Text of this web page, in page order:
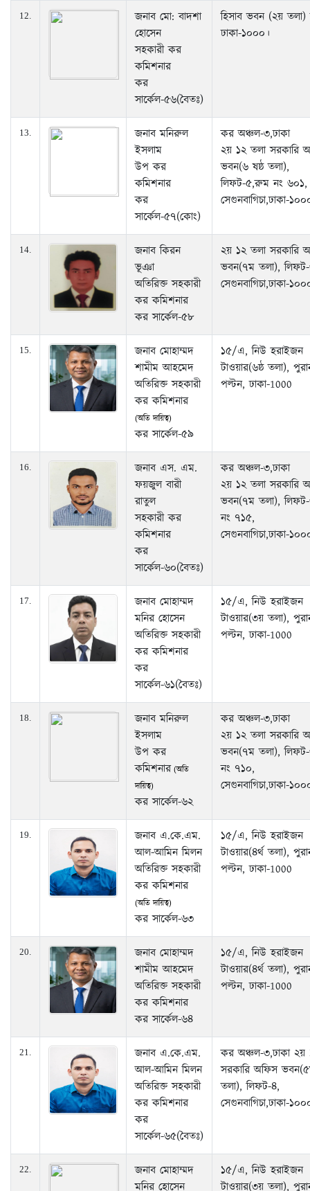
12.
জনাব মো: বাদশা
হোসেন
সহকারী কর
কমিশনার
কর
সার্কেল-৫৬(বৈতঃ)
হিসাব ভবন (২য় তলা)
ঢাকা-১০০০।
13.
জনাব মনিরুল
ইসলাম
উপ কর
কমিশনার
কর
সার্কেল-৫৭(কোং)
কর অঞ্চল-৩,ঢাকা
২য় ১২ তলা সরকারি
ভবন(৬ ষষ্ঠ তলা),
লিফট-৫,রুম নং ৬০১,
সেগুনবাগিচা,ঢাকা-
14.
জনাব কিরন
ভূঞা
অতিরিক্ত সহকারী
কর কমিশনার
কর সার্কেল-৫৮
২য় ১২ তলা সরকারি
ভবন(৭ম তলা),
সেগুনবাগিচা,ঢাকা-
15.
জনাব মোহাম্মদ
শামীম আহমেদ
অতিরিক্ত সহকারী
কর কমিশনার
(অতি দায়িত্ব)
কর সার্কেল-৫৯
১৫/এ, নিউ হরাইজন
টাওয়ার(৬ষ্ঠ তলা),
পল্টন, ঢাকা-1000
16.
জনাব এস. এম.
ফয়জুল বারী
রাতুল
সহকারী কর
কমিশনার
কর
সার্কেল-৬০(বৈতঃ)
কর অঞ্চল-৩,ঢাকা
২য় ১২ তলা সরকারি
ভবন(৭ম তলা),
নং ৭১৫,
সেগুনবাগিচা,ঢাকা-
17.
জনাব মোহাম্মদ
মনির হোসেন
অতিরিক্ত সহকারী
কর কমিশনার
কর
সার্কেল-৬১(বৈতঃ)
১৫/এ, নিউ হরাইজন
টাওয়ার(৩য় তলা),
পল্টন, ঢাকা-1000
18.
জনাব মনিরুল
ইসলাম
উপ কর
কমিশনার(অতি
দায়িত্ব)
কর সার্কেল-৬২
কর অঞ্চল-৩,ঢাকা
২য় ১২ তলা সরকারি
ভবন(৭ম তলা),
নং ৭১০,
সেগুনবাগিচা,ঢাকা-
19.
জনাব এ.কে.এম.
আল-আমিন মিলন
অতিরিক্ত সহকারী
কর কমিশনার
(অতি দায়িত্ব)
কর সার্কেল-৬৩
১৫/এ, নিউ হরাইজন
টাওয়ার(৪র্থ তলা),
পল্টন, ঢাকা-1000
20.
জনাব মোহাম্মদ
শামীম আহমেদ
অতিরিক্ত সহকারী
কর কমিশনার
কর সার্কেল-৬৪
১৫/এ, নিউ হরাইজন
টাওয়ার(৪র্থ তলা),
পল্টন, ঢাকা-1000
21.
জনাব এ.কে.এম.
আল-আমিন মিলন
অতিরিক্ত সহকারী
কর কমিশনার
কর
সার্কেল-৬৫(বৈতঃ)
কর অঞ্চল-৩,ঢাকা ২য়
সরকারি অফিস
তলা), লিফট-৪,
সেগুনবাগিচা,ঢাকা-
22.
জনাব মোহাম্মদ
মনির হোসেন
১৫/এ, নিউ হরাইজন
টাওয়ার(৩য় তলা),